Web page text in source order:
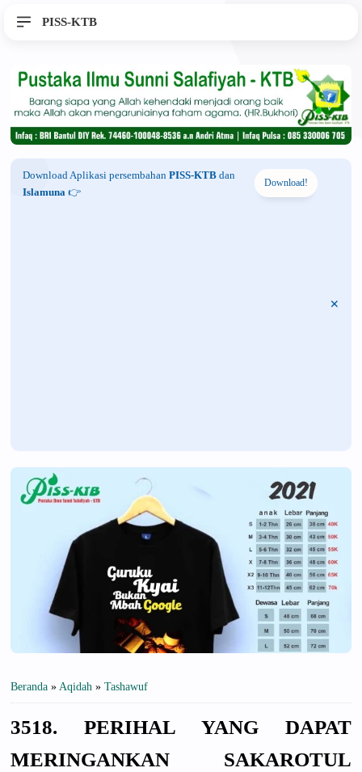
PISS-KTB
Download Aplikasi persembahan PISS-KTB dan
Islamuna 👉
Download!
Beranda » Aqidah » Tashawuf
3518. PERIHAL YANG DAPAT
MERINGANKAN SAKAROTUL